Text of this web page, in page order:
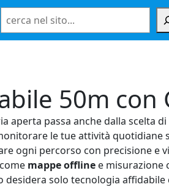
50m con
aperta passa anche dalla scelta
le tue attività
ogni percorso con precisione e
mappe offline e misurazione
solo tecnologia affidabile